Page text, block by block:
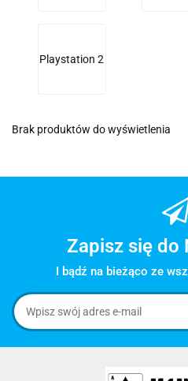
Playstation 2
Brak produktów do wyświetlenia
Zapisz się do
I bądź na bieżąco ze